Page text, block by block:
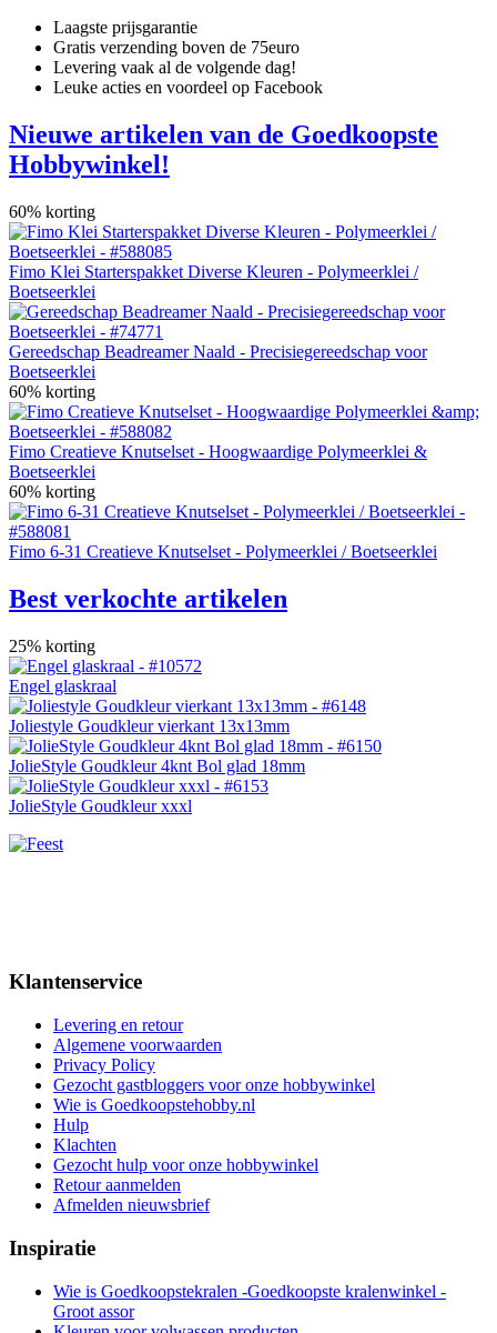
Laagste prijsgarantie
Gratis verzending boven de 75euro
Levering vaak al de volgende dag!
Leuke acties en voordeel op Facebook
Nieuwe artikelen van de Goedkoopste
Hobbywinkel!
60% korting
Fimo Klei Starterspakket Diverse Kleuren - Polymeerklei /
Boetseerklei
Gereedschap Beadreamer Naald - Precisiegereedschap voor
Boetseerklei
60% korting
Fimo Creatieve Knutselset - Hoogwaardige Polymeerklei &
Boetseerklei
60% korting
Fimo 6-31 Creatieve Knutselset - Polymeerklei / Boetseerklei
Best verkochte artikelen
25% korting
Engel glaskraal
Joliestyle Goudkleur vierkant 13x13mm
JolieStyle Goudkleur 4knt Bol glad 18mm
JolieStyle Goudkleur xxxl
Klantenservice
Levering en retour
Algemene voorwaarden
Privacy Policy
Gezocht gastbloggers voor onze hobbywinkel
Wie is Goedkoopstehobby.nl
Hulp
Klachten
Gezocht hulp voor onze hobbywinkel
Retour aanmelden
Afmelden nieuwsbrief
Inspiratie
Wie is Goedkoopstekralen -Goedkoopste kralenwinkel -
Groot assor